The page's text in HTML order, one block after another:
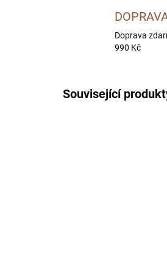
Doprava
990 Kč
Související